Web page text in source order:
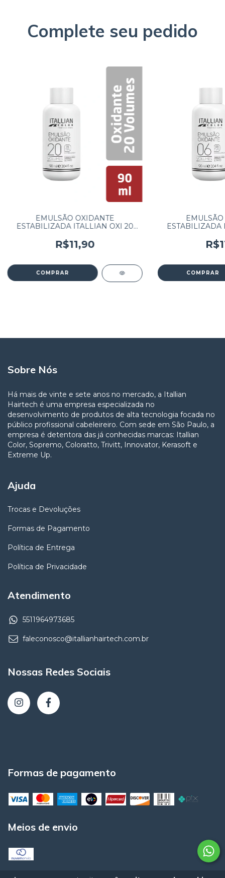
Complete seu pedido
EMULSÃO OXIDANTE
ESTABILIZADA ITALLIAN OXI 20
R$11,90
ESTABILIZADA
Sobre Nós
Há mais de vinte e sete anos no mercado, a Itallian
Hairtech é uma empresa especializada no
desenvolvimento de produtos de alta tecnologia focada no
público profissional cabeleireiro. Com sede em São Paulo, a
empresa é detentora das já conhecidas marcas: Itallian
Color, Sopremo, Coloratto, Trivitt, Innovator, Kerasoft e
Extreme Up.
Ajuda
Trocas e Devoluções
Formas de Pagamento
Política de Entrega
Política de Privacidade
Atendimento
5511964973685
faleconosco@itallianhairtech.com.br
Nossas Redes Sociais
Formas de pagamento
Meios de envio